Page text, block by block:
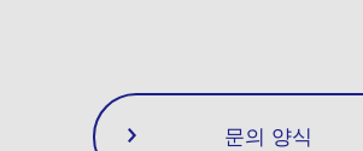
문의 양식